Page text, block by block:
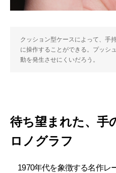
クッション型ケースによって、手
に操作することができる。プッシ
動を発生させにくいだろう。
待ち望まれた、手
ロノグラフ
1970年代を象徴する名作レ